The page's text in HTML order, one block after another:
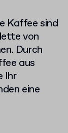
Kaffee sind
von
Durch
aus
Ihr
eine